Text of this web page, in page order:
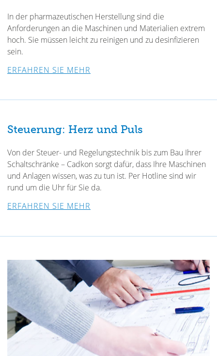
In der pharmazeutischen Herstellung sind die
Anforderungen an die Maschinen und Materialien extrem
hoch. Sie müssen leicht zu reinigen und zu desinfizieren
sein.
ERFAHREN SIE MEHR
Steuerung: Herz und Puls
Von der Steuer- und Regelungstechnik bis zum Bau Ihrer
Schaltschränke – Cadkon sorgt dafür, dass Ihre Maschinen
und Anlagen wissen, was zu tun ist. Per Hotline sind wir
rund um die Uhr für Sie da.
ERFAHREN SIE MEHR